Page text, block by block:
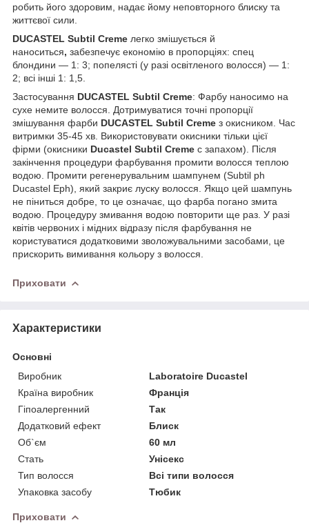
робить його здоровим, надає йому неповторного блиску та
життєвої сили.
DUCASTEL Subtil Creme легко змішується й
наноситься, забезпечує економію в пропорціях: спец
блондини — 1: 3; попелясті (у разі освітленого волосся) — 1:
2; всі інші 1: 1,5.
Застосування DUCASTEL Subtil Creme: Фарбу наносимо на
сухе немите волосся. Дотримуватися точні пропорції
змішування фарби DUCASTEL Subtil Creme з окисником. Час
витримки 35-45 хв. Використовувати окисники тільки цієї
фірми (окисники Ducastel Subtil Creme с запахом). Після
закінчення процедури фарбування промити волосся теплою
водою. Промити регенерувальним шампунем (Subtil ph
Ducastel Eph), який закриє луску волосся. Якщо цей шампунь
не піниться добре, то це означає, що фарба погано змита
водою. Процедуру змивання водою повторити ще раз. У разі
квітів червоних і мідних відразу після фарбування не
користуватися додатковими зволожувальними засобами, це
прискорить вимивання кольору з волосся.
Приховати
Характеристики
Основні
Виробник
Laboratoire Ducastel
Країна виробник
Франція
Гіпоалергенний
Так
Додатковий ефект
Блиск
Об`єм
60 мл
Стать
Унісекс
Тип волосся
Всі типи волосся
Упаковка засобу
Тюбик
Приховати